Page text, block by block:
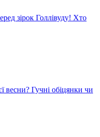
зірок Голлівуду! Хто
весни? Гучні обіцянки чи